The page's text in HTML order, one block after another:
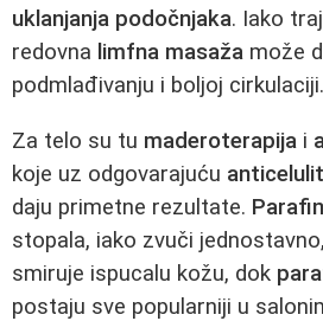
uklanjanja podočnjaka. Iako
redovna limfna masaža može
podmlađivanju i boljoj cirkulaciji.
Za telo su tu maderoterapija i
koje uz odgovarajuću
daju primetne rezultate.
stopala, iako zvuči
smiruje ispucalu kožu, dok
postaju sve popularniji u